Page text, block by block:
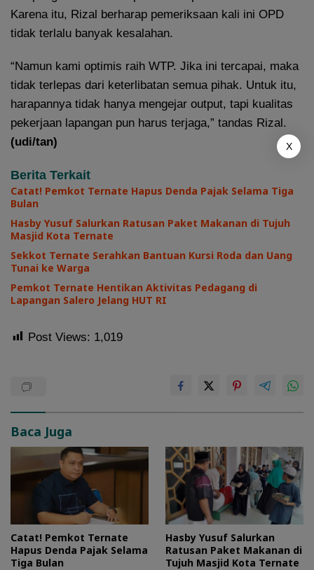
Karena itu, Rizal berharap pemeriksaan kali ini OPD
tidak terlalu banyak kesalahan.
“Namun kami optimis raih WTP. Jika ini tercapai, maka
tidak terlepas dari keterlibatan semua pihak. Untuk itu,
harapannya tidak hanya mengejar output, tapi kualitas
pekerjaan lapangan pun harus terjaga,” tandas Rizal.
(udi/tan)
Berita Terkait
Catat! Pemkot Ternate Hapus Denda Pajak Selama Tiga
Bulan
Hasby Yusuf Salurkan Ratusan Paket Makanan di Tujuh
Masjid Kota Ternate
Sekkot Ternate Serahkan Bantuan Kursi Roda dan Uang
Tunai ke Warga
Pemkot Ternate Hentikan Aktivitas Pedagang di
Lapangan Salero Jelang HUT RI
Post Views: 1,019
Baca Juga
Catat! Pemkot Ternate
Hapus Denda Pajak Selama
Tiga Bulan
Hasby Yusuf Salurkan
Ratusan Paket Makanan di
Tujuh Masjid Kota Ternate
X